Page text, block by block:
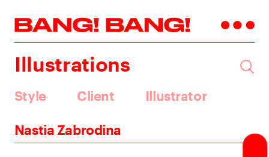
Illustrations
Style Client Illustrator
Nastia Zabrodina